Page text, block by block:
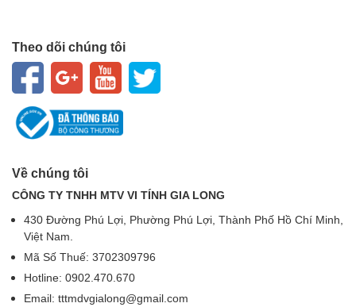
Theo dõi chúng tôi
Về chúng tôi
CÔNG TY TNHH MTV VI TÍNH GIA LONG
430 Đường Phú Lợi, Phường Phú Lợi, Thành Phố Hồ Chí Minh,
Việt Nam.
Mã Số Thuế: 3702309796
Hotline: 0902.470.670
Email: tttmdvgialong@gmail.com